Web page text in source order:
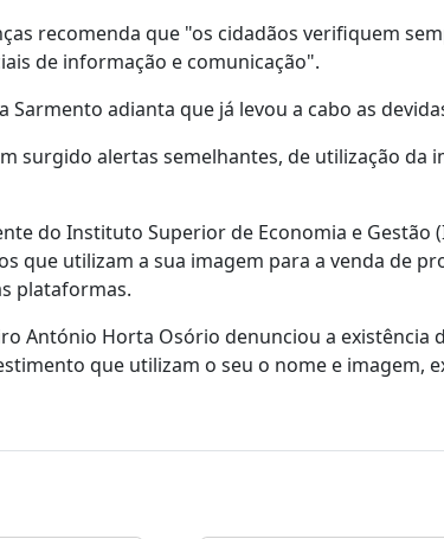
recomenda que "os cidadãos verifiquem
de informação e comunicação".
Sarmento adianta que já levou a cabo as
surgido alertas semelhantes, de utilização
do Instituto Superior de Economia e Gestão
que utilizam a sua imagem para a venda de
plataformas.
António Horta Osório denunciou a
que utilizam o seu o nome e imagem,